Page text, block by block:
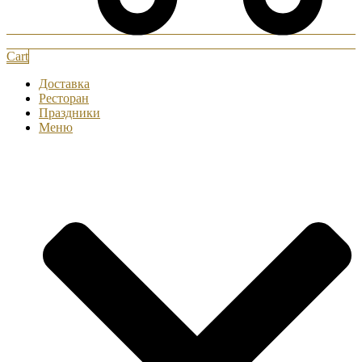
Cart
Доставка
Ресторан
Праздники
Меню